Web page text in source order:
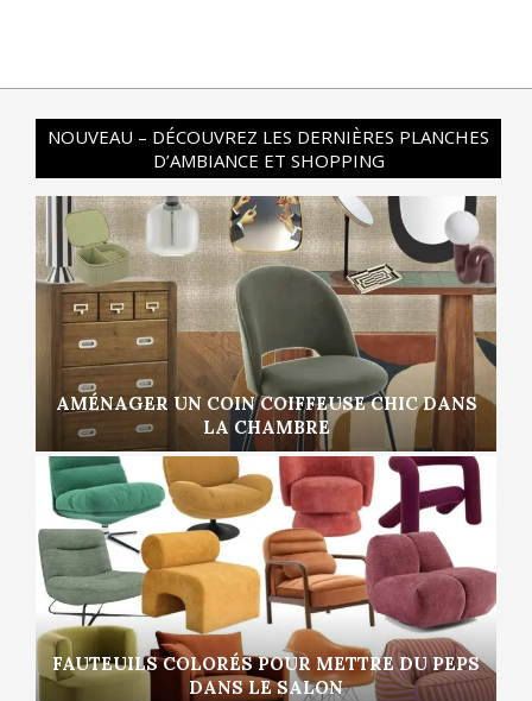
NOUVEAU – DÉCOUVREZ LES DERNIÈRES PLANCHES
D’AMBIANCE ET SHOPPING
AMÉNAGER UN COIN COIFFEUSE CHIC DANS
LA CHAMBRE
FAUTEUILS COLORÉS POUR METTRE DU PEPS
DANS LE SALON